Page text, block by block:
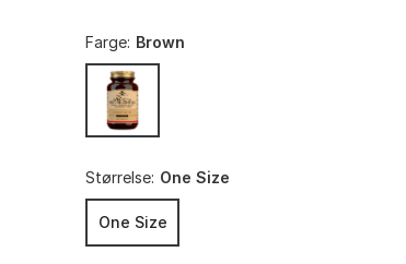
Farge: Brown
Størrelse: One Size
One Size